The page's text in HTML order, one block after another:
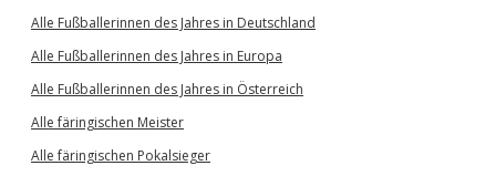
Alle Fußballerinnen des Jahres in Deutschland
Alle Fußballerinnen des Jahres in Europa
Alle Fußballerinnen des Jahres in Österreich
Alle färingischen Meister
Alle färingischen Pokalsieger